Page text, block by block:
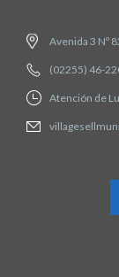
Avenida 3 Nº
(02255) 46-
Atención de